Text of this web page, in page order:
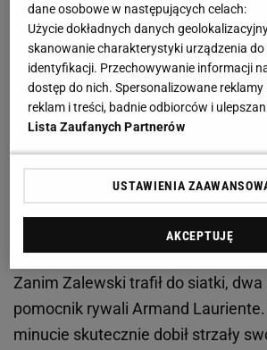
Nicola Zalewski w piękny sposób
bramkarza. Pierwszy gol w Serie A
Dla Nicoli Zalewskiego był do
rozgrywkach Serie A. Dzięki niemu
minucie odrobiła część strat w
przegrywała już tylko 1:2.
Zanim Zalewski trafił do siatki, dwa
pomocnik rywali Armand Lauriente.
minucie skutecznie dobił strzały
dane osobowe w następujących celach:
Użycie dokładnych danych
skanowanie charakterystyki urządzenia do
identyfikacji. Przechowywanie informacji
dostęp do nich. Spersonalizowane reklamy
reklam i treści, badnie odbiorców i
Lista Zaufanych Partnerów
USTAWIENIA
AKCEPTUJĘ